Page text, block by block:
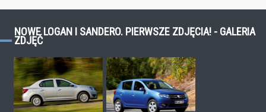
NOWE LOGAN I SANDERO. PIERWSZE ZDJĘCIA! - GALERIA
ZDJĘĆ